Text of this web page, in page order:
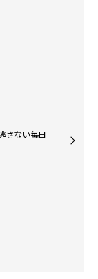
さない毎日